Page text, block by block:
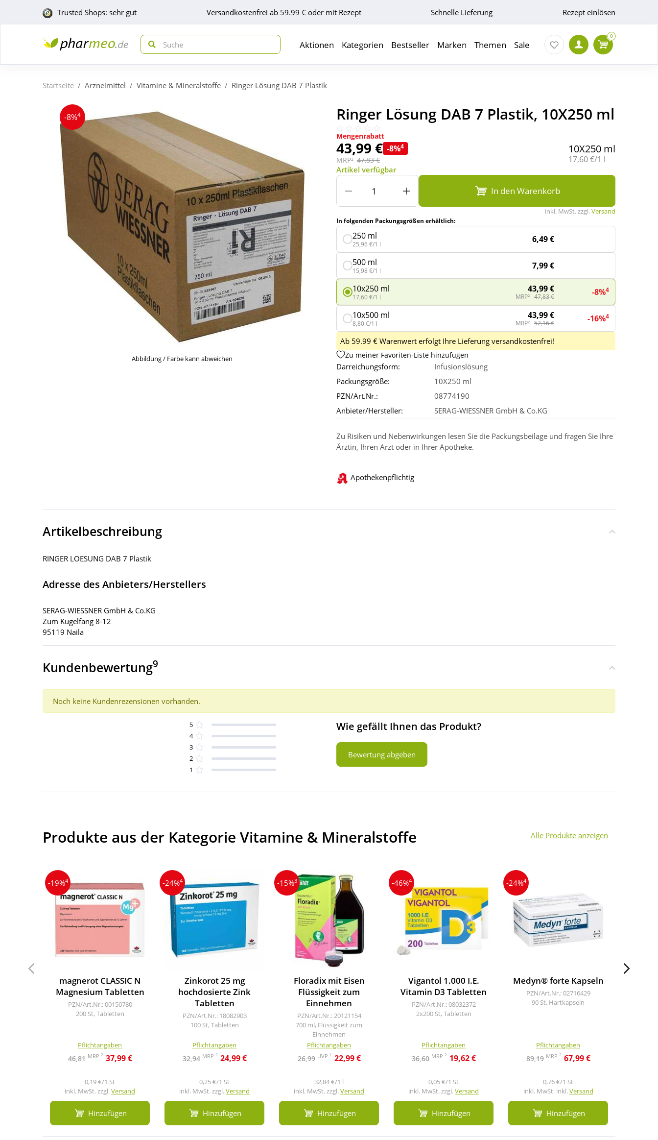
Trusted Shops: sehr gut Versandkostenfrei ab 59.99 € oder mit Rezept Schnelle Lieferung Rezept einlösen
Aktionen Kategorien Bestseller Marken Themen Sale
0
Startseite Arzneimittel Vitamine & Mineralstoffe Ringer Lösung DAB 7 Plastik
-8%4
Abbildung / Farbe kann abweichen
Ringer Lösung DAB 7 Plastik, 10X250 ml
Mengenrabatt
43,99 € -8%4
MRP² 47,83 €
10X250 ml
Grundpreis:
17,60 €/1 l
Artikel verfügbar
In den Warenkorb
inkl. MwSt. zzgl.Versand
In folgenden Packungsgrößen erhältlich:
250 ml
25,96 €/1 l 6,49 €
500 ml
15,98 €/1 l 7,99 €
10x250 ml
17,60 €/1 l
43,99 €
MRP² 47,83 € -8%4
10x500 ml
8,80 €/1 l
43,99 €
MRP² 52,16 € -16%4
Ab 59.99 € Warenwert erfolgt Ihre Lieferung versandkostenfrei!
Zu meiner Favoriten-Liste hinzufügen
Darreichungsform:
Infusionslösung
Packungsgröße:
10X250 ml
PZN/Art.Nr.:
08774190
Anbieter/Hersteller:
SERAG-WIESSNER GmbH & Co.KG
Zu Risiken und Nebenwirkungen lesen Sie die Packungsbeilage und fragen Sie Ihre
Ärztin, Ihren Arzt oder in Ihrer Apotheke.
Apothekenpflichtig
Artikelbeschreibung
RINGER LOESUNG DAB 7 Plastik
Adresse des Anbieters/Herstellers
SERAG-WIESSNER GmbH & Co.KG
Zum Kugelfang 8-12
95119 Naila
Kundenbewertung9
Noch keine Kundenrezensionen vorhanden.
5
4
3
2
1
Wie gefällt Ihnen das Produkt?
Bewertung abgeben
Produkte aus der Kategorie Vitamine & Mineralstoffe Alle Produkte anzeigen
-19%4
magnerot CLASSIC N
Magnesium Tabletten
PZN/Art.Nr.: 00150780
200 St, Tabletten
Pflichtangaben
46,81 MRP 2 37,99 €
0,19 €/1 St
inkl. MwSt. zzgl.Versand
Hinzufügen
-24%4
Zinkorot 25 mg
hochdosierte Zink
Tabletten
PZN/Art.Nr.: 18082903
100 St, Tabletten
Pflichtangaben
32,94 MRP 2 24,99 €
0,25 €/1 St
inkl. MwSt. zzgl.Versand
Hinzufügen
-15%3
Floradix mit Eisen
Flüssigkeit zum
Einnehmen
PZN/Art.Nr.: 20121154
700 ml, Flüssigkeit zum
Einnehmen
Pflichtangaben
26,99 UVP 1 22,99 €
32,84 €/1 l
inkl. MwSt. zzgl.Versand
Hinzufügen
-46%4
Vigantol 1.000 I.E.
Vitamin D3 Tabletten
PZN/Art.Nr.: 08032372
2x200 St, Tabletten
Pflichtangaben
36,60 MRP 2 19,62 €
0,05 €/1 St
inkl. MwSt. zzgl.Versand
Hinzufügen
-24%4
Medyn® forte Kapseln
PZN/Art.Nr.: 02716429
90 St, Hartkapseln
Pflichtangaben
89,19 MRP 2 67,99 €
0,76 €/1 St
inkl. MwSt. inkl.Versand
Hinzufügen